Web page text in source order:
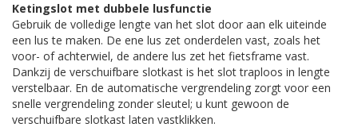
Ketingslot met dubbele lusfunctie
Gebruik de volledige lengte van het slot door aan elk uiteinde
een lus te maken. De ene lus zet onderdelen vast, zoals het
voor- of achterwiel, de andere lus zet het fietsframe vast.
Dankzij de verschuifbare slotkast is het slot traploos in lengte
verstelbaar. En de automatische vergrendeling zorgt voor een
snelle vergrendeling zonder sleutel; u kunt gewoon de
verschuifbare slotkast laten vastklikken.